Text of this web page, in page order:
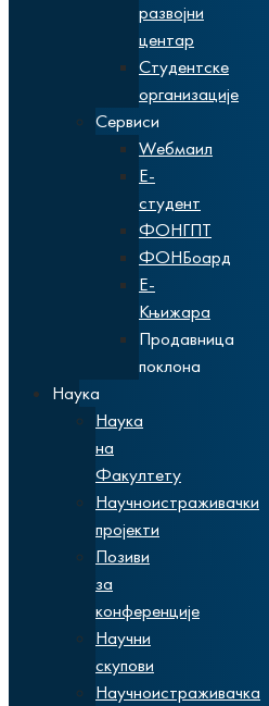
развојни
центар
Студентске
организације
Сервиси
Wебмаил
Е-
студент
ФОНГПТ
ФОНБоард
Е-
Књижара
Продавница
поклона
Наука
Наука
на
Факултету
Научноистраживачки
пројекти
Позиви
за
конференције
Научни
скупови
Научноистраживачка